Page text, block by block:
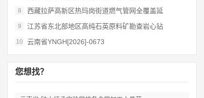
8 西藏拉萨高新区热玛岗街道燃气管网全覆盖延
9 江苏省东北部地区高纯石英原料矿勘查岩心钻
10 云南省YNGH[2026]-0673
您想找？